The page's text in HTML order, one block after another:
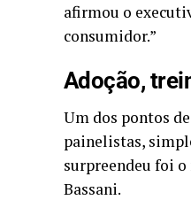
afirmou o
consumidor.”
Adoção,
Um dos pontos
painelistas,
surpreendeu foi
Bassani.